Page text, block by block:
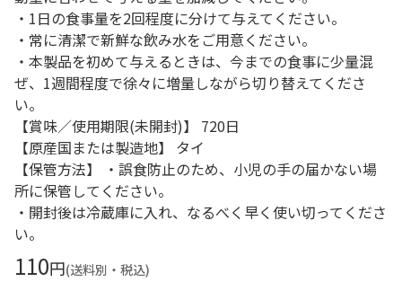
・1日の食事量を2回程度に分けて与えてください。
・常に清潔で新鮮な飲み水をご用意ください。
・本製品を初めて与えるときは、今までの食事に少量混
ぜ、1週間程度で徐々に増量しながら切り替えてくださ
い。
【賞味／使用期限(未開封)】 720日
【原産国または製造地】 タイ
【保管方法】 ・誤食防止のため、小児の手の届かない場
所に保管してください。
・開封後は冷蔵庫に入れ、なるべく早く使い切ってくださ
い。
110円(送料別・税込)